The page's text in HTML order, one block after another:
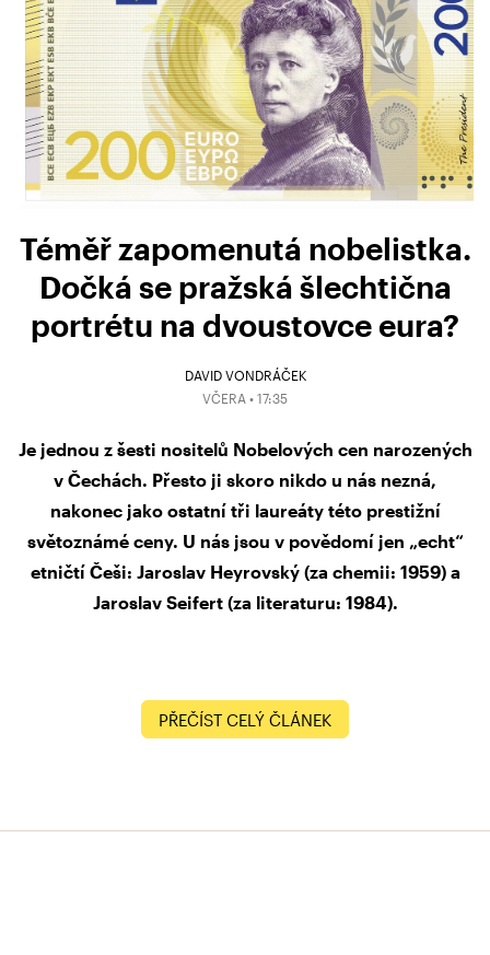
Téměř zapomenutá nobelistka.
Dočká se pražská šlechtična
portrétu na dvoustovce eura?
DAVID VONDRÁČEK
VČERA • 17:35
Je jednou z šesti nositelů Nobelových cen narozených
v Čechách. Přesto ji skoro nikdo u nás nezná,
nakonec jako ostatní tři laureáty této prestižní
světoznámé ceny. U nás jsou v povědomí jen „echt“
etničtí Češi: Jaroslav Heyrovský (za chemii: 1959) a
Jaroslav Seifert (za literaturu: 1984).
PŘEČÍST CELÝ ČLÁNEK